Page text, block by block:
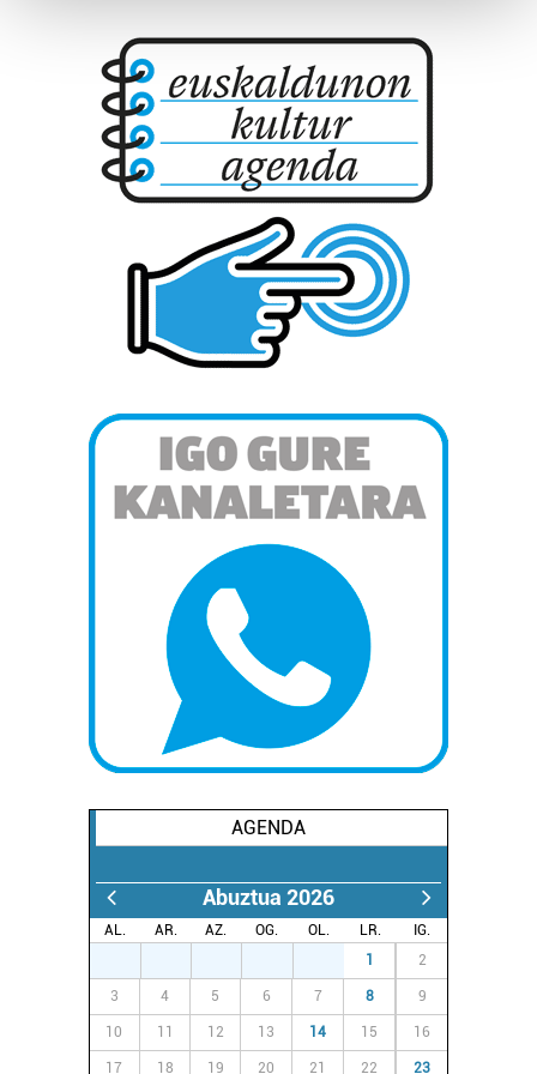
Guk eta gure bazkideek zure datu pertsonalak
prozesatzen ditugu, zure IP zenbakia, besteak beste,
teknologia erabiliz, cookieak adibidez, iragarki eta eduki
pertsonalizatuak eskaintzeko, iragarkiak eta edukia
neurtzeko, jendeari buruzko informazioa biltzeko eta
produktuak garatzeko. Zure datuak nork eta zertarako
erabiltzen dituen hauta dezakezu.
Bazkide batzuek ez dizute baimenik eskatzen, eta beren
interes komertzial legitimoetan babesten dira. Ikusi gure
bazkideen zerrenda, beren ustez zein helburutarako
Lortu zure datu pertsonalak prozesatzeko moduari
buruzko informazio gehiago eta ezarri zure lehentasunak
datuen atalean. Edozein unetan alda edo ken dezakezu
zure baimena Cookieen adierazpenean.
Webgune honek cookie propioak eta hirugarrenen cookie-
fitxategiak erabiltzen ditu. Zure esperientzia eta
zerbitzuak hobetzeko asmoz, cookie teknologiaz
baliatzen gara. Ohar hau onartuz gero, teknologia hori
erabiltzeko baimen esplizitua ematen diguzu.
irakurri
AGENDA
Abuztua 2026
AL. AR. AZ. OG. OL. LR.
IG.
1 2
3 4 5 6 7 8 9
10 11 12 13 14 15 16
17 18 19 20 21 22 23